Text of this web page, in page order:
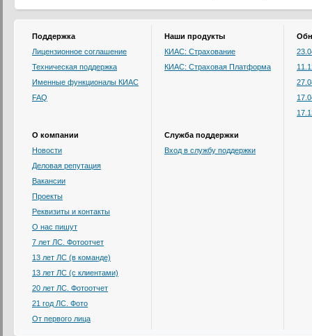
Поддержка
Лицензионное соглашение
Техническая поддержка
Именные функционалы КИАС
FAQ
Наши продукты
КИАС: Страхование
КИАС: Страховая Платформа
О компании
Новости
Деловая репутация
Вакансии
Проекты
Реквизиты и контакты
О нас пишут
7 лет ЛС. Фотоотчет
13 лет ЛС (в команде)
13 лет ЛС (с клиентами)
20 лет ЛС. Фотоотчет
21 год ЛС. Фото
От первого лица
Служба поддержки
Вход в службу поддержки